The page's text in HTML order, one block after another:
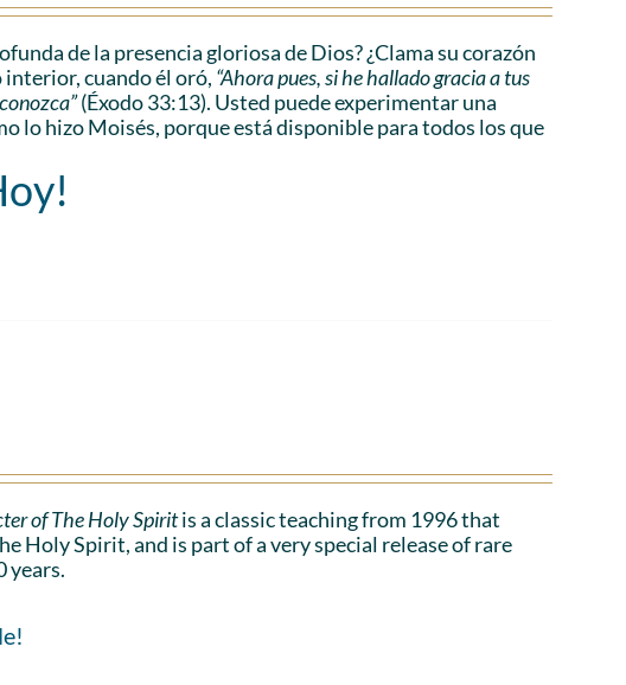
de la presencia gloriosa de Dios? ¿Clama su corazón
interior, cuando él oró, “Ahora pues, si he hallado gracia a tus
(Éxodo 33:13). Usted puede experimentar una
lo hizo Moisés, porque está disponible para todos los que
of The Holy Spiritis a classic teaching from 1996 that
Holy Spirit, and is part of a very special release of rare
years.